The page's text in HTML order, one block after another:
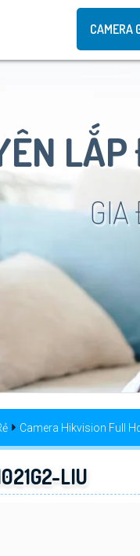
CAMERA
GIA
Camera Hikvision Full
LIU